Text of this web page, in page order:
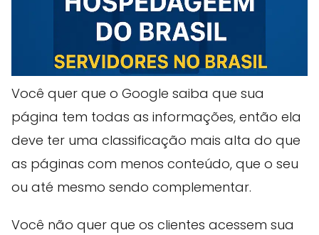
Você quer que o Google saiba que sua
página tem todas as informações, então ela
deve ter uma classificação mais alta do que
as páginas com menos conteúdo, que o seu
ou até mesmo sendo complementar.
Você não quer que os clientes acessem sua